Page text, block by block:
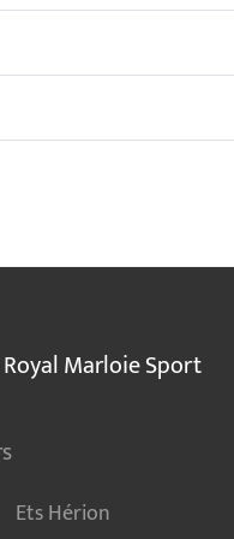
Marloie Sport
Ets Hérion